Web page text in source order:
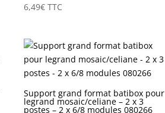
6,49€ TTC
Support grand format batibox pour
legrand mosaic/celiane – 2 x 3
postes – 2 x 6/8 modules 080266